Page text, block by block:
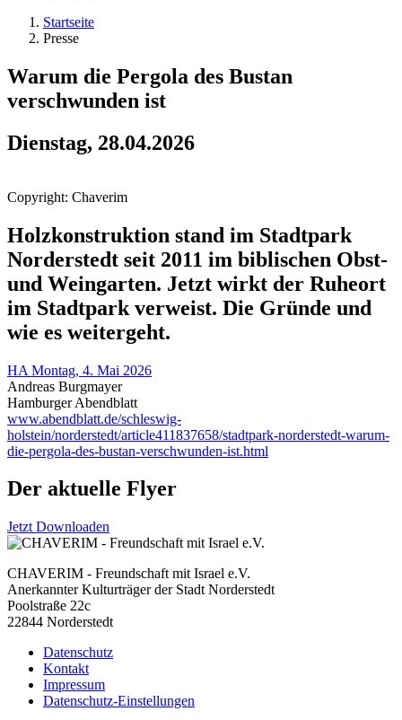
Startseite
Presse
Warum die Pergola des Bustan
verschwunden ist
Dienstag, 28.04.2026
Copyright: Chaverim
Holzkonstruktion stand im Stadtpark
Norderstedt seit 2011 im biblischen Obst-
und Weingarten. Jetzt wirkt der Ruheort
im Stadtpark verweist. Die Gründe und
wie es weitergeht.
HA Montag, 4. Mai 2026
Andreas Burgmayer
Hamburger Abendblatt
www.abendblatt.de/schleswig-
holstein/norderstedt/article411837658/stadtpark-norderstedt-warum-
die-pergola-des-bustan-verschwunden-ist.html
Der aktuelle Flyer
Jetzt Downloaden
CHAVERIM - Freundschaft mit Israel e.V.
Anerkannter Kulturträger der Stadt Norderstedt
Poolstraße 22c
22844 Norderstedt
Datenschutz
Kontakt
Impressum
Datenschutz-Einstellungen